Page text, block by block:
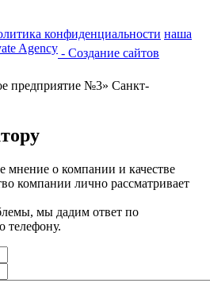
конфиденциальности наша
- Создание сайтов
предприятие №3» Санкт-
мнение о компании и качестве
компании лично рассматривает
мы дадим ответ по
телефону.